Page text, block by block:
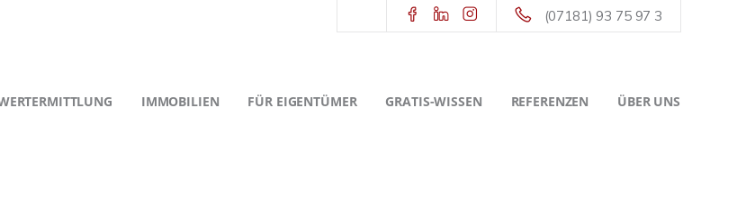
(07181) 93 75 97 3
IMMOBILIEN FÜR EIGENTÜMER GRATIS-WISSEN REFERENZEN ÜBER UNS